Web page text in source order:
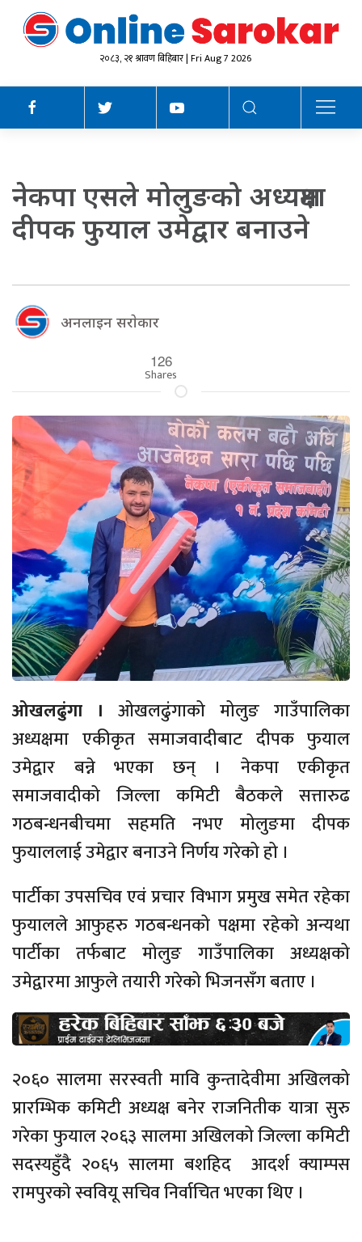
२०८३, २१ श्रावण बिहिबार | Fri Aug 7 2026
नेकपा एसले मोलुङको अध्यक्षमा
दीपक फुयाल उमेद्वार बनाउने
अनलाइन सराेकार
126
Shares
ओखलढुंगा । ओखलढुंगाको मोलुङ गाउँपालिका
अध्यक्षमा एकीकृत समाजवादीबाट दीपक फुयाल
उमेद्वार बन्ने भएका छन् । नेकपा एकीकृत
समाजवादीको जिल्ला कमिटी बैठकले सत्तारुढ
गठबन्धनबीचमा सहमति नभए मोलुङमा दीपक
फुयाललाई उमेद्वार बनाउने निर्णय गरेको हो ।
पार्टीका उपसचिव एवं प्रचार विभाग प्रमुख समेत रहेका
फुयालले आफुहरु गठबन्धनको पक्षमा रहेको अन्यथा
पार्टीका तर्फबाट मोलुङ गाउँपालिका अध्यक्षको
उमेद्वारमा आफुले तयारी गरेको भिजनसँग बताए ।
२०६० सालमा सरस्वती मावि कुन्तादेवीमा अखिलको
प्रारम्भिक कमिटी अध्यक्ष बनेर राजनितीक यात्रा सुरु
गरेका फुयाल २०६३ सालमा अखिलको जिल्ला कमिटी
सदस्यहुँदै २०६५ सालमा बशहिद आदर्श क्याम्पस
रामपुरकाे स्ववियू सचिव निर्वाचित भएका थिए ।